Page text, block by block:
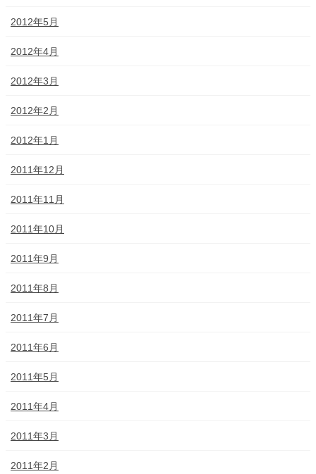
2012年5月
2012年4月
2012年3月
2012年2月
2012年1月
2011年12月
2011年11月
2011年10月
2011年9月
2011年8月
2011年7月
2011年6月
2011年5月
2011年4月
2011年3月
2011年2月